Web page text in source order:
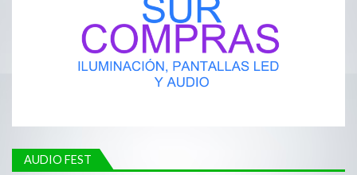
AUDIO FEST